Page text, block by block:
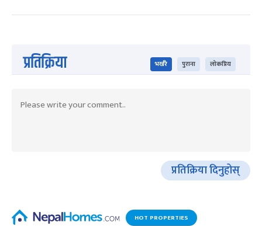
प्रतिक्रिया भर्खरै पुराना लोकप्रिय
प्रतिक्रिया दिनुहोस्
HOT PROPERTIES